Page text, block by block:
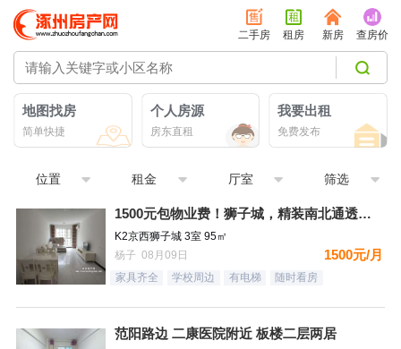
二手房 租房 新房 查房价
地图找房
简单快捷
个人房源
房东直租
我要出租
免费发布
位置 租金 厅室 筛选
1500元包物业费！狮子城，精装南北通透大三居，家具家电齐全
K2京西狮子城 3室 95㎡
杨子 08月09日
1500元/月
家具齐全 学校周边 有电梯 随时看房
范阳路边 二康医院附近 板楼二层两居